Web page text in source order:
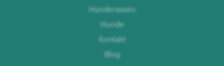
Hunderassen
Hunde
Kontakt
Blog